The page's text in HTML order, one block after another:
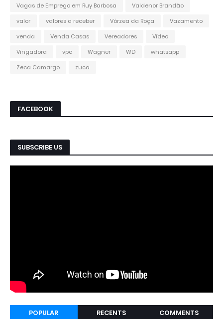
Vagas de Emprego em Ruy Barbosa
Valdenor Brandão
valor
valores a receber Várzea da Roça
Vazamento
venda
Venda Casas Vereadores
Vídeo
Vingadora
vpc Wagner WD
whatsapp
Zeca Camargo
zuca
FACEBOOK
SUBSCRIBE US
POPULAR RECENTS COMMENTS